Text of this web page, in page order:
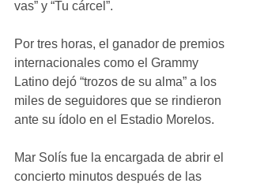
vas” y “Tu cárcel”.
Por tres horas, el ganador de premios
internacionales como el Grammy
Latino dejó “trozos de su alma” a los
miles de seguidores que se rindieron
ante su ídolo en el Estadio Morelos.
Mar Solís fue la encargada de abrir el
concierto minutos después de las